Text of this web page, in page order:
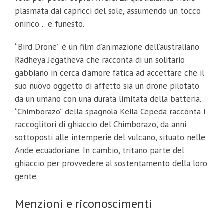
plasmata dai capricci del sole, assumendo un tocco
onirico… e funesto.
“Bird Drone” è un film d’animazione dell’australiano
Radheya Jegatheva che racconta di un solitario
gabbiano in cerca d’amore fatica ad accettare che il
suo nuovo oggetto di affetto sia un drone pilotato
da un umano con una durata limitata della batteria.
“Chimborazo” della spagnola Keila Cepeda racconta i
raccoglitori di ghiaccio del Chimborazo, da anni
sottoposti alle intemperie del vulcano, situato nelle
Ande ecuadoriane. In cambio, tritano parte del
ghiaccio per provvedere al sostentamento della loro
gente.
Menzioni e riconoscimenti